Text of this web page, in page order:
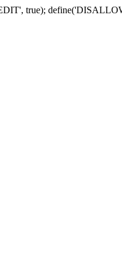
true);